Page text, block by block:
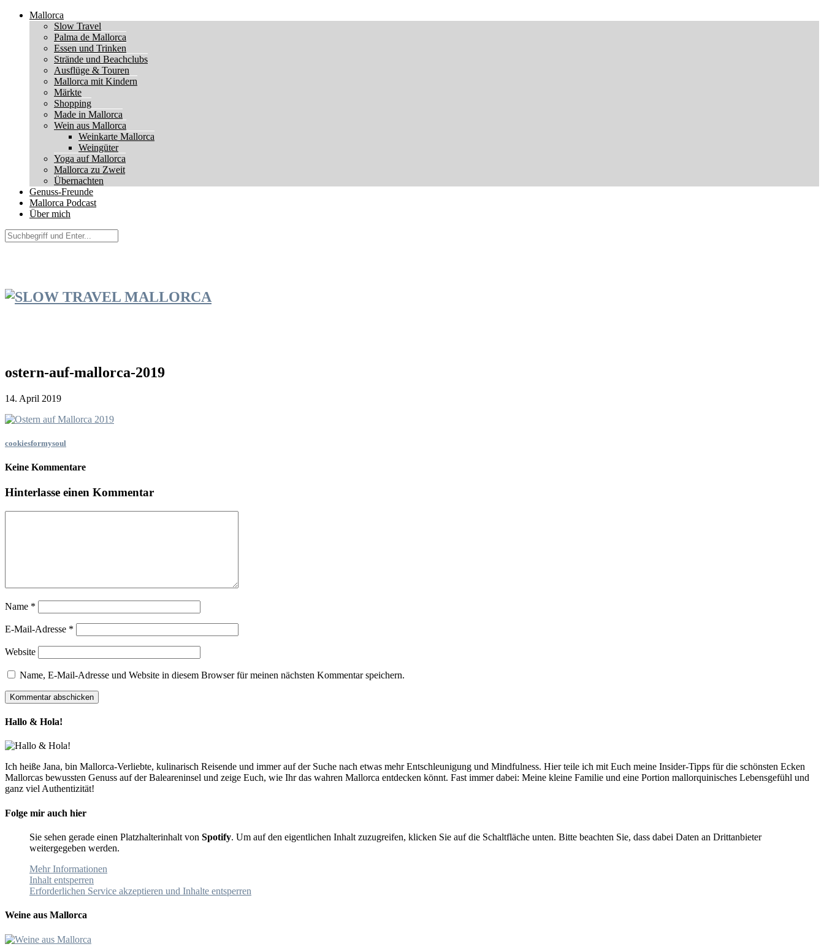
Mallorca
Slow Travel
Palma de Mallorca
Essen und Trinken
Strände und Beachclubs
Ausflüge & Touren
Mallorca mit Kindern
Märkte
Shopping
Made in Mallorca
Wein aus Mallorca
Weinkarte Mallorca
Weingüter
Yoga auf Mallorca
Mallorca zu Zweit
Übernachten
Genuss-Freunde
Mallorca Podcast
Über mich
ostern-auf-mallorca-2019
14. April 2019
cookiesformysoul
Keine Kommentare
Hinterlasse einen Kommentar
Name *
E-Mail-Adresse *
Website
Name, E-Mail-Adresse und Website in diesem Browser für meinen nächsten Kommentar speichern.
Hallo & Hola!
Ich heiße Jana, bin Mallorca-Verliebte, kulinarisch Reisende und immer auf der Suche nach etwas mehr Entschleunigung und Mindfulness. Hier teile ich mit Euch meine Insider-Tipps für die schönsten Ecken
Mallorcas bewussten Genuss auf der Baleareninsel und zeige Euch, wie Ihr das wahren Mallorca entdecken könnt. Fast immer dabei: Meine kleine Familie und eine Portion mallorquinisches Lebensgefühl und
ganz viel Authentizität!
Folge mir auch hier
Sie sehen gerade einen Platzhalterinhalt von Spotify. Um auf den eigentlichen Inhalt zuzugreifen, klicken Sie auf die Schaltfläche unten. Bitte beachten Sie, dass dabei Daten an Drittanbieter
weitergegeben werden.
Mehr Informationen
Inhalt entsperren
Erforderlichen Service akzeptieren und Inhalte entsperren
Weine aus Mallorca